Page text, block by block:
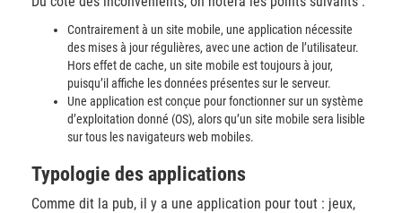
Contrairement à un site mobile, une application nécessite
des mises à jour régulières, avec une action de l’utilisateur.
Hors effet de cache, un site mobile est toujours à jour,
puisqu’il affiche les données présentes sur le serveur.
Une application est conçue pour fonctionner sur un système
d’exploitation donné (OS), alors qu’un site mobile sera lisible
sur tous les navigateurs web mobiles.
Typologie des applications
Comme dit la pub, il y a une application pour tout : jeux,